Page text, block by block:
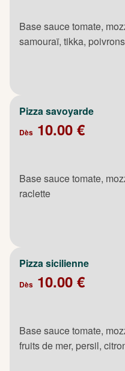
Base sauce tomate,
samouraï, tikka,
Pizza savoyarde
Dès 10.00 €
Base sauce tomate,
raclette
Pizza sicilienne
Dès 10.00 €
Base sauce tomate,
fruits de mer, persil,